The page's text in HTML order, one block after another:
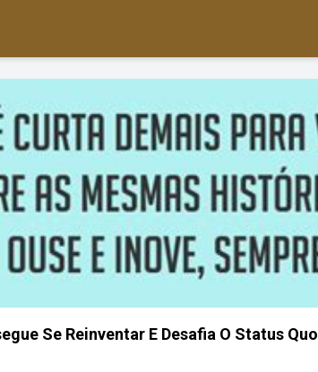
Se Reinventar E Desafia O Status Quo